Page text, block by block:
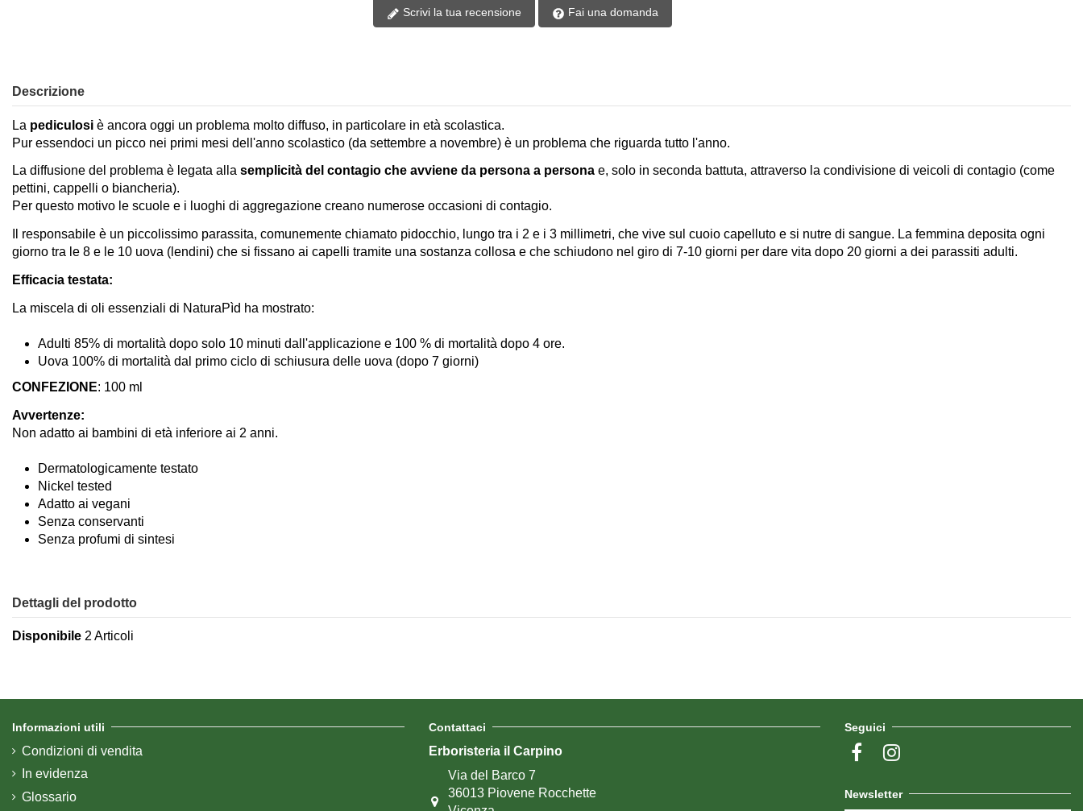
Scrivi la tua recensione Fai una domanda
Descrizione
La pediculosi è ancora oggi un problema molto diffuso, in particolare in età scolastica.
Pur essendoci un picco nei primi mesi dell'anno scolastico (da settembre a novembre) è un problema che riguarda tutto l'anno.
La diffusione del problema è legata alla semplicità del contagio che avviene da persona a persona e, solo in seconda battuta, attraverso la condivisione di veicoli di contagio (come
pettini, cappelli o biancheria).
Per questo motivo le scuole e i luoghi di aggregazione creano numerose occasioni di contagio.
Il responsabile è un piccolissimo parassita, comunemente chiamato pidocchio, lungo tra i 2 e i 3 millimetri, che vive sul cuoio capelluto e si nutre di sangue. La femmina deposita ogni
giorno tra le 8 e le 10 uova (lendini) che si fissano ai capelli tramite una sostanza collosa e che schiudono nel giro di 7-10 giorni per dare vita dopo 20 giorni a dei parassiti adulti.
Efficacia testata:
La miscela di oli essenziali di NaturaPìd ha mostrato:
Adulti 85% di mortalità dopo solo 10 minuti dall'applicazione e 100 % di mortalità dopo 4 ore.
Uova 100% di mortalità dal primo ciclo di schiusura delle uova (dopo 7 giorni)
CONFEZIONE: 100 ml
Avvertenze:
Non adatto ai bambini di età inferiore ai 2 anni.
Dermatologicamente testato
Nickel tested
Adatto ai vegani
Senza conservanti
Senza profumi di sintesi
Dettagli del prodotto
Disponibile 2 Articoli
Informazioni utili
Condizioni di vendita
In evidenza
Glossario
Contattaci
Erboristeria il Carpino
Via del Barco 7
36013 Piovene Rocchette
Seguici
Newsletter